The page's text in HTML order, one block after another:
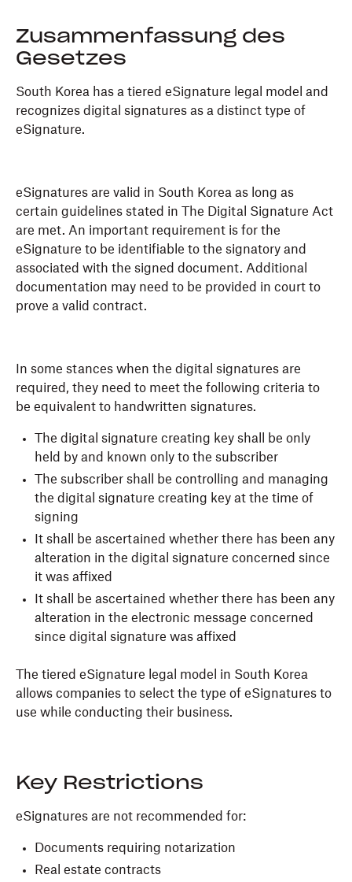
Zusammenfassung des
Gesetzes
South Korea has a tiered eSignature legal model and
recognizes digital signatures as a distinct type of
eSignature.
eSignatures are valid in South Korea as long as
certain guidelines stated in The Digital Signature Act
are met. An important requirement is for the
eSignature to be identifiable to the signatory and
associated with the signed document. Additional
documentation may need to be provided in court to
prove a valid contract.
In some stances when the digital signatures are
required, they need to meet the following criteria to
be equivalent to handwritten signatures.
The digital signature creating key shall be only
held by and known only to the subscriber
The subscriber shall be controlling and managing
the digital signature creating key at the time of
signing
It shall be ascertained whether there has been any
alteration in the digital signature concerned since
it was affixed
It shall be ascertained whether there has been any
alteration in the electronic message concerned
since digital signature was affixed
The tiered eSignature legal model in South Korea
allows companies to select the type of eSignatures to
use while conducting their business.
Key Restrictions
eSignatures are not recommended for:
Documents requiring notarization
Real estate contracts